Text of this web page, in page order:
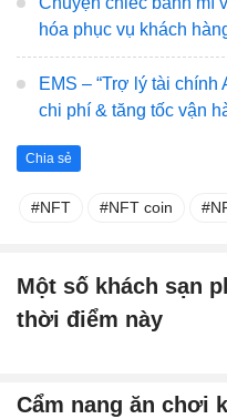
hóa phục vụ khách
EMS – “Trợ lý tài chính
chi phí & tăng tốc vận
Chia sẻ
NFT NFT coin
Một số khách sạn
thời điểm này
Cẩm nang ăn chơi